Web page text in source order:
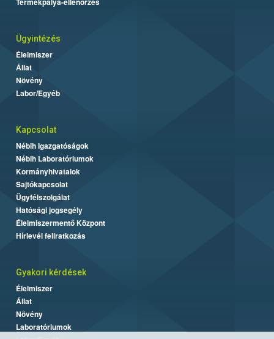
Ügyintézés
Élelmiszer
Állat
Növény
Labor/Egyéb
Kapcsolat
Nébih Igazgatóságok
Nébih Laboratóriumok
Kormányhivatalok
Sajtókapcsolat
Ügyfélszolgálat
Hatósági jogsegély
Élelmiszermentő Központ
Hírlevél feliratkozás
Gyakori kérdések
Élelmiszer
Állat
Növény
Laboratóriumok